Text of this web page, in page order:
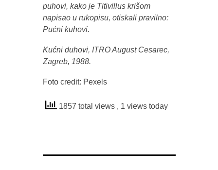
puhovi, kako je Titivillus krišom
napisao u rukopisu, otiskali pravilno:
Pućni kuhovi.
Kućni duhovi, ITRO August Cesarec,
Zagreb, 1988.
Foto credit: Pexels
1857 total views , 1 views today